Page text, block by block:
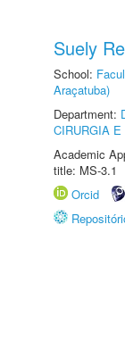
Suely
School:
Araçatuba)
Department:
CIRURGIA
Academic
title: MS-3.1
Orcid